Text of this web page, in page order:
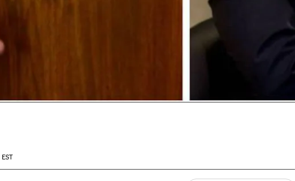
EST